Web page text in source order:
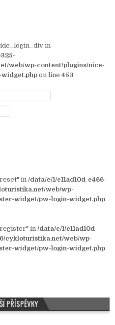
in
web/wp-content/plugins/nice-
on line453
in /data/e/1/e11ad10d-e466-
web/wp-
widget/pw-login-widget.php
in /data/e/1/e11ad10d-
cykloturistika.net/web/wp-
widget/pw-login-widget.php
PŘÍSPĚVKY